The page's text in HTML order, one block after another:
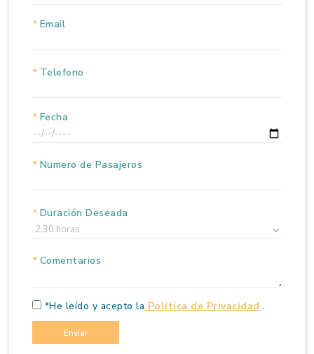
* Email
* Telefono
* Fecha
* Numero de Pasajeros
* Duración Deseada
* Comentarios
*He leído y acepto la Política de Privacidad .
Enviar